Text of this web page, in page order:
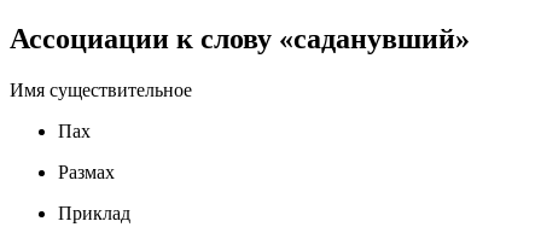
Ассоциации к слову «саданувший»
Имя существительное
Пах
Размах
Приклад